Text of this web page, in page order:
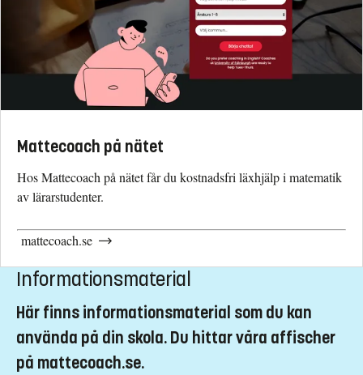
Mattecoach på nätet
Hos Mattecoach på nätet får du kostnadsfri läxhjälp i matematik
av lärarstudenter.
mattecoach.se
Informationsmaterial
Här finns informationsmaterial som du kan
använda på din skola. Du hittar våra affischer
på mattecoach.se.